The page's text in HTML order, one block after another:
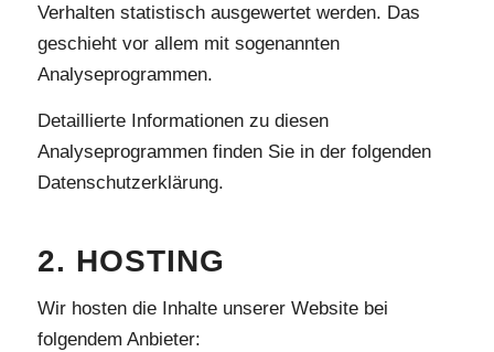
Verhalten statistisch ausgewertet werden. Das
geschieht vor allem mit sogenannten
Analyseprogrammen.
Detaillierte Informationen zu diesen
Analyseprogrammen finden Sie in der folgenden
Datenschutzerklärung.
2. HOSTING
Wir hosten die Inhalte unserer Website bei
folgendem Anbieter: